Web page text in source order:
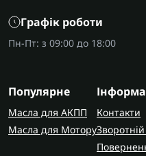
Графік роботи
Пн-Пт: з 09:00 до 18:00
Популярне
Масла для АКПП
Масла для Мотору
Контакти
Зворотній